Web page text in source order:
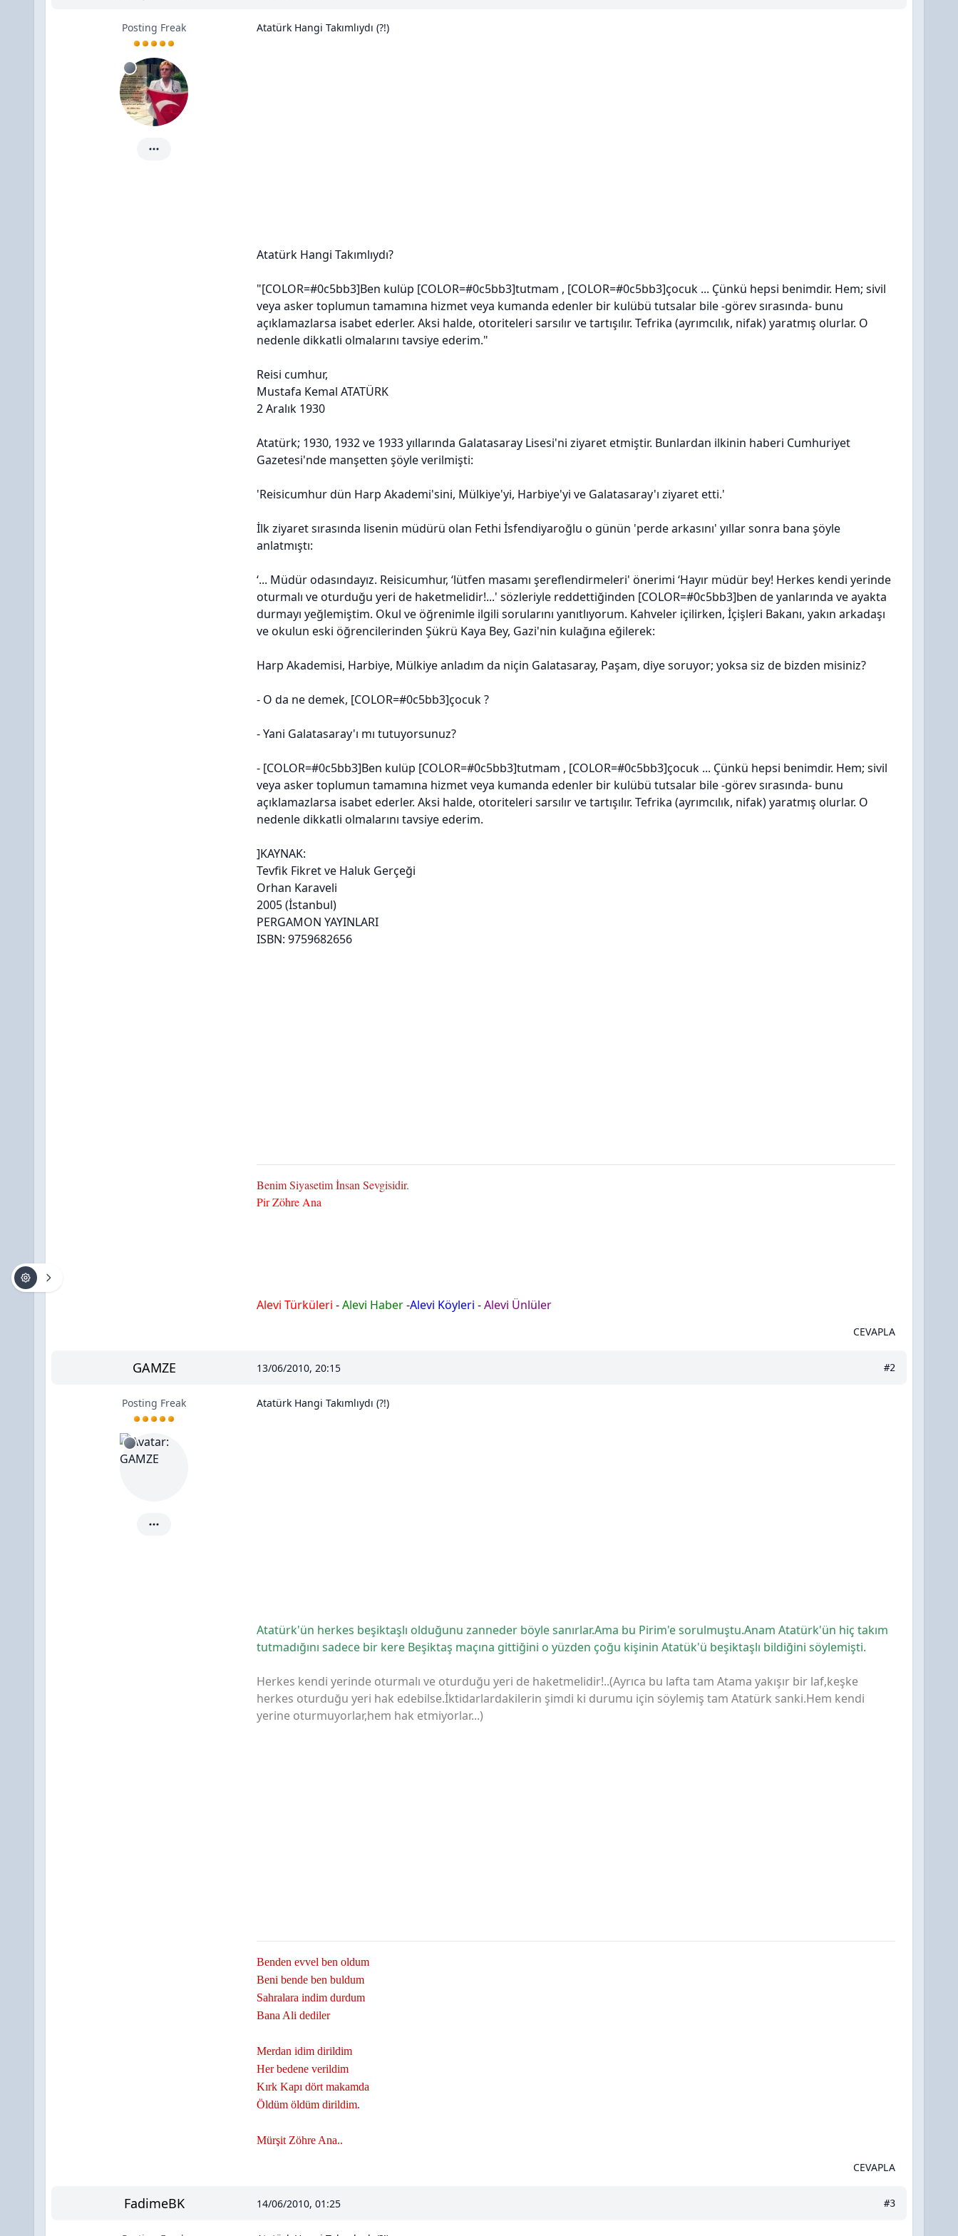
Posting Freak Atatürk Hangi Takımlıydı (?!)
Atatürk Hangi Takımlıydı?
"[COLOR=#0c5bb3]Ben kulüp [COLOR=#0c5bb3]tutmam , [COLOR=#0c5bb3]çocuk ... Çünkü hepsi benimdir. Hem; sivil
veya asker toplumun tamamına hizmet veya kumanda edenler bir kulübü tutsalar bile -görev sırasında- bunu
açıklamazlarsa isabet ederler. Aksi halde, otoriteleri sarsılır ve tartışılır. Tefrika (ayrımcılık, nifak) yaratmış olurlar. O
nedenle dikkatli olmalarını tavsiye ederim."
Reisi cumhur,
Mustafa Kemal ATATÜRK
2 Aralık 1930
Atatürk; 1930, 1932 ve 1933 yıllarında Galatasaray Lisesi'ni ziyaret etmiştir. Bunlardan ilkinin haberi Cumhuriyet
Gazetesi'nde manşetten şöyle verilmişti:
'Reisicumhur dün Harp Akademi'sini, Mülkiye'yi, Harbiye'yi ve Galatasaray'ı ziyaret etti.'
İlk ziyaret sırasında lisenin müdürü olan Fethi İsfendiyaroğlu o günün 'perde arkasını' yıllar sonra bana şöyle
anlatmıştı:
‘... Müdür odasındayız. Reisicumhur, ‘lütfen masamı şereflendirmeleri' önerimi ‘Hayır müdür bey! Herkes kendi yerinde
oturmalı ve oturduğu yeri de haketmelidir!...' sözleriyle reddettiğinden [COLOR=#0c5bb3]ben de yanlarında ve ayakta
durmayı yeğlemiştim. Okul ve öğrenimle ilgili sorularını yanıtlıyorum. Kahveler içilirken, İçişleri Bakanı, yakın arkadaşı
ve okulun eski öğrencilerinden Şükrü Kaya Bey, Gazi'nin kulağına eğilerek:
Harp Akademisi, Harbiye, Mülkiye anladım da niçin Galatasaray, Paşam, diye soruyor; yoksa siz de bizden misiniz?
- O da ne demek, [COLOR=#0c5bb3]çocuk ?
- Yani Galatasaray'ı mı tutuyorsunuz?
- [COLOR=#0c5bb3]Ben kulüp [COLOR=#0c5bb3]tutmam , [COLOR=#0c5bb3]çocuk ... Çünkü hepsi benimdir. Hem; sivil
veya asker toplumun tamamına hizmet veya kumanda edenler bir kulübü tutsalar bile -görev sırasında- bunu
açıklamazlarsa isabet ederler. Aksi halde, otoriteleri sarsılır ve tartışılır. Tefrika (ayrımcılık, nifak) yaratmış olurlar. O
nedenle dikkatli olmalarını tavsiye ederim.
]KAYNAK:
Tevfik Fikret ve Haluk Gerçeği
Orhan Karaveli
2005 (İstanbul)
PERGAMON YAYINLARI
ISBN: 9759682656
Benim Siyasetim İnsan Sevgisidir.
Pir Zöhre Ana
Alevi Türküleri -Alevi Haber-Alevi Köyleri -Alevi Ünlüler
CEVAPLA
GAMZE 13/06/2010, 20:15 #2
Posting Freak Atatürk Hangi Takımlıydı (?!)
Atatürk'ün herkes beşiktaşlı olduğunu zanneder böyle sanırlar.Ama bu Pirim'e sorulmuştu.Anam Atatürk'ün hiç takım
tutmadığını sadece bir kere Beşiktaş maçına gittiğini o yüzden çoğu kişinin Atatük'ü beşiktaşlı bildiğini söylemişti.
Herkes kendi yerinde oturmalı ve oturduğu yeri de haketmelidir!..(Ayrıca bu lafta tam Atama yakışır bir laf,keşke
herkes oturduğu yeri hak edebilse.İktidarlardakilerin şimdi ki durumu için söylemiş tam Atatürk sanki.Hem kendi
yerine oturmuyorlar,hem hak etmiyorlar...)
Benden evvel ben oldum
Beni bende ben buldum
Sahralara indim durdum
Bana Ali dediler
Merdan idim dirildim
Her bedene verildim
Kırk Kapı dört makamda
Öldüm öldüm dirildim.
Mürşit Zöhre Ana..
CEVAPLA
FadimeBK 14/06/2010, 01:25 #3